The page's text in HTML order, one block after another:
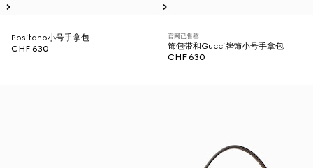
Positano小号手拿包
CHF 630
官网已售罄
饰包带和Gucci牌饰小号手拿包
CHF 630